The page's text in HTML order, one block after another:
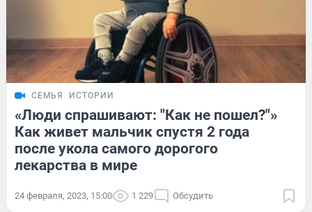
СЕМЬЯ ИСТОРИИ
«Люди спрашивают: "Как не пошел?"»
Как живет мальчик спустя 2 года
после укола самого дорогого
лекарства в мире
24 февраля, 2023, 15:00 1 229 Обсудить